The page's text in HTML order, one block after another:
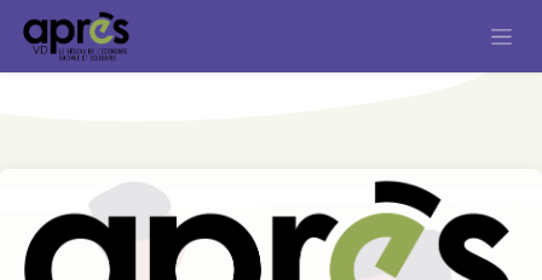
Se rendre au contenu